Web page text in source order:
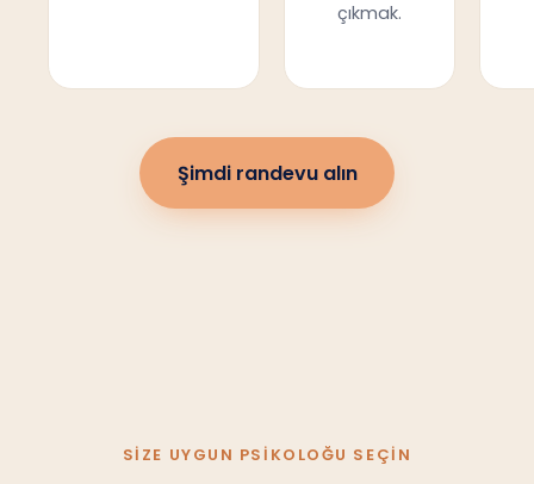
çıkmak.
Şimdi randevu alın
SIZE UYGUN PSIKOLOĞU SEÇIN